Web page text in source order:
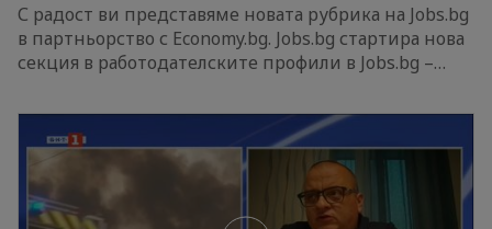
С радост ви представяме новата рубрика на Jobs.bg
в партньорство с Economy.bg. Jobs.bg стартира нова
секция в работодателските профили в Jobs.bg –…